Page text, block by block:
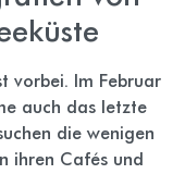
vorbei. Im Februar
auch das letzte
die wenigen
ihren Cafés und